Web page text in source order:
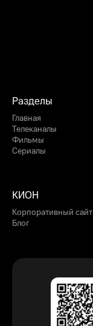
Разделы
Главная
Телеканалы
Фильмы
Сериалы
КИОН
Корпоративный сайт
Блог